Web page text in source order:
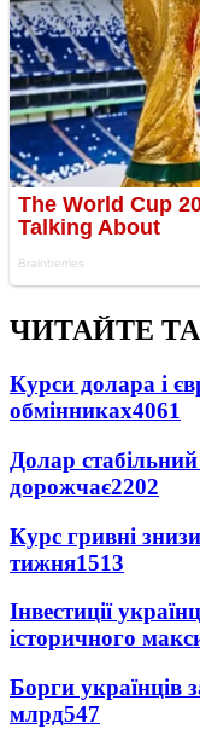
ЧИТАЙТЕ
Курси долара і
обмінниках4061
Долар
дорожчає2202
Курс гривні
тижня1513
Інвестиції
історичного
Борги українців
млрд547